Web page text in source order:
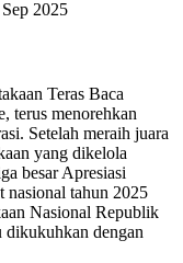
2025
Teras Baca
terus menorehkan
Setelah meraih juara
yang dikelola
besar Apresiasi
nasional tahun 2025
Nasional Republik
dikukuhkan dengan